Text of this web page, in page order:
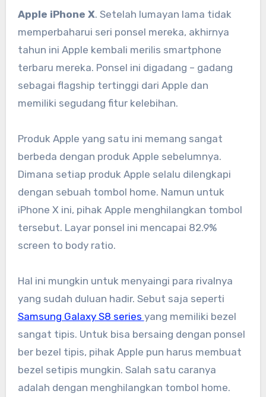
Apple iPhone X. Setelah lumayan lama tidak
memperbaharui seri ponsel mereka, akhirnya
tahun ini Apple kembali merilis smartphone
terbaru mereka. Ponsel ini digadang – gadang
sebagai flagship tertinggi dari Apple dan
memiliki segudang fitur kelebihan.
Produk Apple yang satu ini memang sangat
berbeda dengan produk Apple sebelumnya.
Dimana setiap produk Apple selalu dilengkapi
dengan sebuah tombol home. Namun untuk
iPhone X ini, pihak Apple menghilangkan tombol
tersebut. Layar ponsel ini mencapai 82.9%
screen to body ratio.
Hal ini mungkin untuk menyaingi para rivalnya
yang sudah duluan hadir. Sebut saja seperti
Samsung Galaxy S8 series yang memiliki bezel
sangat tipis. Untuk bisa bersaing dengan ponsel
ber bezel tipis, pihak Apple pun harus membuat
bezel setipis mungkin. Salah satu caranya
adalah dengan menghilangkan tombol home.